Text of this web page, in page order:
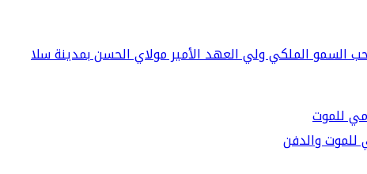
السمو الملكي ولي العهد الأمير مولاي الحسن بمدينة سلا
للموت والدفن